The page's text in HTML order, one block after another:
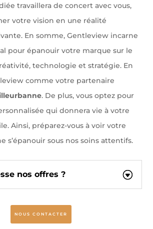
travaillera de concert avec vous,
votre vision en une réalité
En somme, Gentleview incarne
pour épanouir votre marque sur le
technologie et stratégie. En
comme votre partenaire
. De plus, vous optez pour
qui donnera vie à votre
Ainsi, préparez-vous à voir votre
s’épanouir sous nos soins attentifs.
nos offres ?
NOUS CONTACTER